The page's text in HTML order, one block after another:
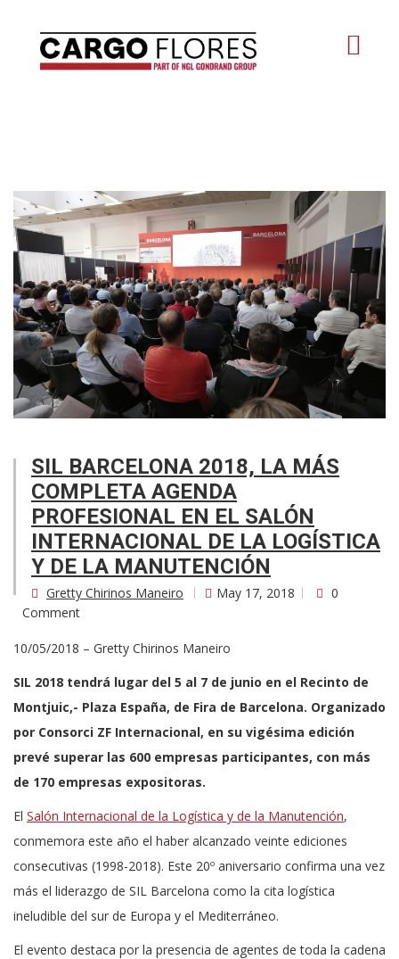
SIL BARCELONA 2018, LA MÁS
COMPLETA AGENDA
PROFESIONAL EN EL SALÓN
INTERNACIONAL DE LA LOGÍSTICA
Y DE LA MANUTENCIÓN
Gretty Chirinos Maneiro May 17, 2018
0
Comment
10/05/2018 – Gretty Chirinos Maneiro
SIL 2018 tendrá lugar del 5 al 7 de junio en el Recinto de
Montjuic,- Plaza España, de Fira de Barcelona. Organizado
por Consorci ZF Internacional, en su vigésima edición
prevé superar las 600 empresas participantes, con más
de 170 empresas expositoras.
El Salón Internacional de la Logística y de la Manutención,
conmemora este año el haber alcanzado veinte ediciones
consecutivas (1998-2018). Este 20º aniversario confirma una vez
más el liderazgo de SIL Barcelona como la cita logística
ineludible del sur de Europa y el Mediterráneo.
El evento destaca por la presencia de agentes de toda la cadena